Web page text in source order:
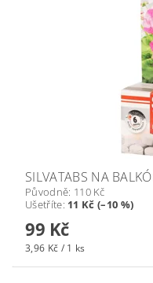
SILVATABS NA
Původně: 110 Kč
Ušetříte: 11 Kč (–10 %)
99 Kč
3,96 Kč / 1 ks